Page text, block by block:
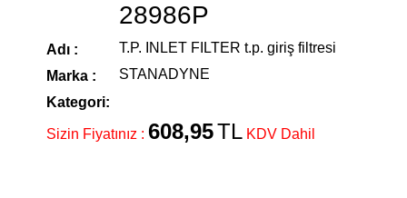
28986P
Adı :
T.P. INLET FILTER t.p. giriş filtresi
Marka :
STANADYNE
Kategori:
Sizin Fiyatınız : 608,95TL KDV Dahil